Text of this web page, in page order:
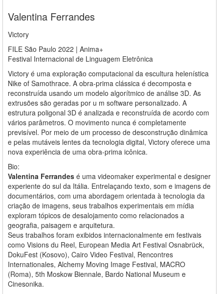
Valentina Ferrandes
Victory
FILE São Paulo 2022 | Anima+
Festival Internacional de Linguagem Eletrônica
Victory é uma exploração computacional da escultura helenística
Nike of Samothrace. A obra-prima clássica é decomposta e
reconstruída usando um modelo algorítmico de análise 3D. As
extrusões são geradas por u m software personalizado. A
estrutura poligonal 3D é analizada e reconstruída de acordo com
vários parâmetros. O movimento nunca é completamente
previsível. Por meio de um processo de desconstrução dinâmica
e pelas mutáveis lentes da tecnologia digital, Victory oferece uma
nova experiência de uma obra-prima icônica.
Bio:
Valentina Ferrandes é uma videomaker experimental e designer
experiente do sul da Itália. Entrelaçando texto, som e imagens de
documentários, com uma abordagem orientada à tecnologia da
criação de imagens, seus trabalhos experimentais em mídia
exploram tópicos de desalojamento como relacionados a
geografia, paisagem e arquitetura.
Seus trabalhos foram exibidos internacionalmente em festivais
como Visions du Reel, European Media Art Festival Osnabrück,
DokuFest (Kosovo), Cairo Video Festival, Rencontres
Internationales, Alchemy Moving Image Festival, MACRO
(Roma), 5th Moskow Biennale, Bardo National Museum e
Cinesonika.